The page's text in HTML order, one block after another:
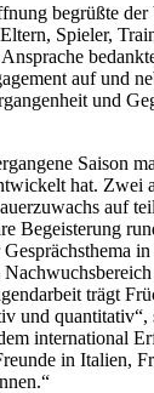
begrüßte der
Spieler,
auf und
und
Saison
hat. Zwei
auf
Begeisterung
trägt
und quantitativ“,
international
in Italien,